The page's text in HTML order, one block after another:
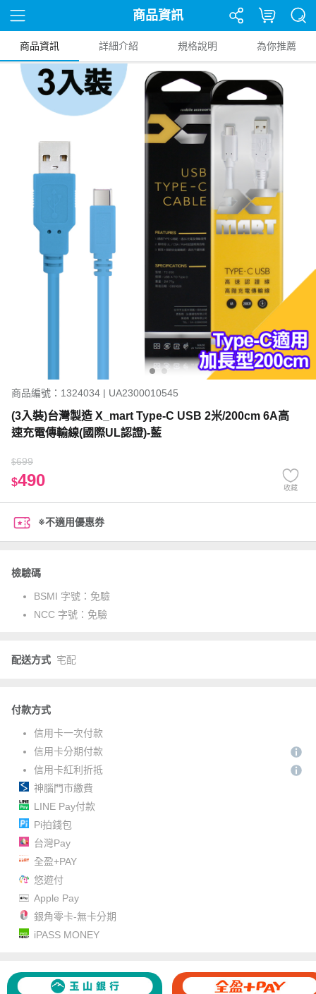
商品資訊
商品資訊 詳細介紹 規格說明 為你推薦
商品編號：1324034 | UA2300010545
(3入裝)台灣製造 X_mart Type-C USB 2米/200cm 6A高
速充電傳輸線(國際UL認證)-藍
$699
$490 收藏
※不適用優惠券
檢驗碼
BSMI 字號： 免驗
NCC 字號： 免驗
配送方式 宅配
付款方式
信用卡一次付款
信用卡分期付款
信用卡紅利折抵
神腦門市繳費
LINE Pay付款
Pi拍錢包
台灣Pay
全盈+PAY
悠遊付
Apple Pay
銀角零卡-無卡分期
iPASS MONEY